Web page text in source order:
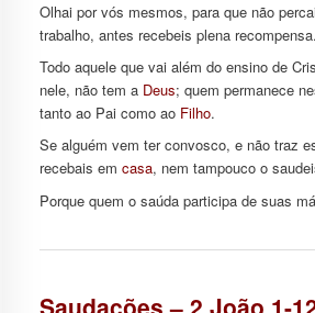
Olhai por vós mesmos, para que não
trabalho, antes recebeis plena recompensa.
Todo aquele que vai além do ensino de
nele, não tem a Deus; quem permanece
tanto ao Pai como ao Filho.
Se alguém vem ter convosco, e não traz
recebais em casa, nem tampouco o
Porque quem o saúda participa de suas
Saudações – 2 João 1-